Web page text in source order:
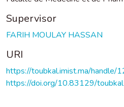
Supervisor
FARIH MOULAY HASSAN
URI
https://toubkal.imist.ma/
https://doi.org/10.83129/